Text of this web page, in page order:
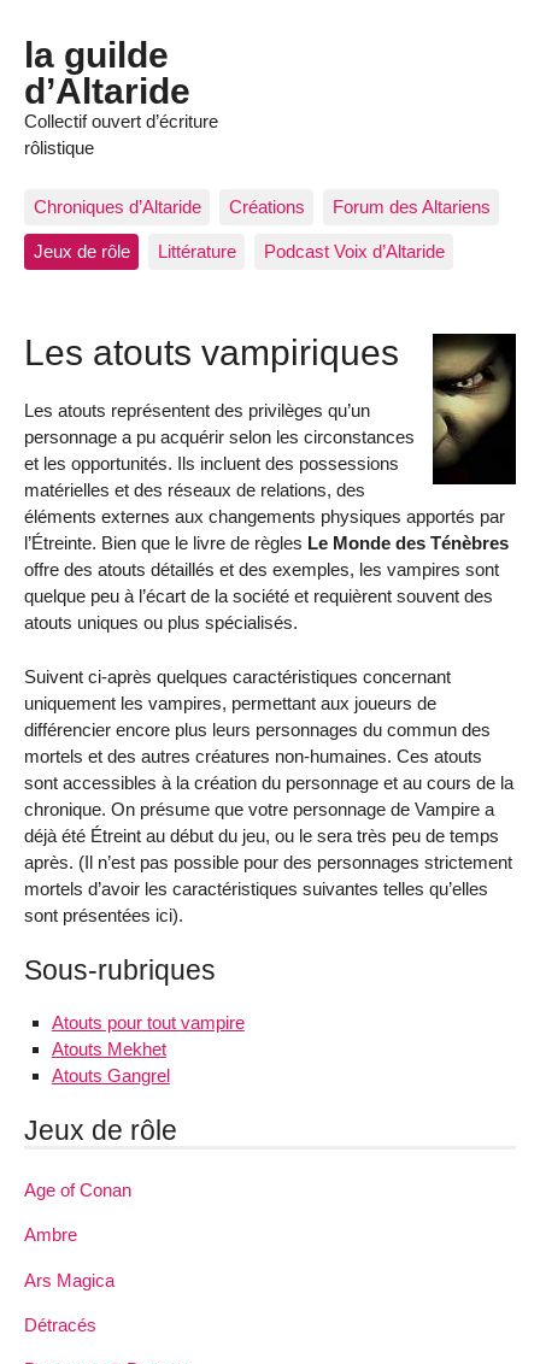
la guilde
d’Altaride
Collectif ouvert d’écriture
rôlistique
Chroniques d’Altaride Créations Forum des Altariens
Jeux de rôle Littérature Podcast Voix d’Altaride
Les atouts vampiriques
Les atouts représentent des privilèges qu’un
personnage a pu acquérir selon les circonstances
et les opportunités. Ils incluent des possessions
matérielles et des réseaux de relations, des
éléments externes aux changements physiques apportés par
l’Étreinte. Bien que le livre de règles Le Monde des Ténèbres
offre des atouts détaillés et des exemples, les vampires sont
quelque peu à l’écart de la société et requièrent souvent des
atouts uniques ou plus spécialisés.
Suivent ci-après quelques caractéristiques concernant
uniquement les vampires, permettant aux joueurs de
différencier encore plus leurs personnages du commun des
mortels et des autres créatures non-humaines. Ces atouts
sont accessibles à la création du personnage et au cours de la
chronique. On présume que votre personnage de Vampire a
déjà été Étreint au début du jeu, ou le sera très peu de temps
après. (Il n’est pas possible pour des personnages strictement
mortels d’avoir les caractéristiques suivantes telles qu’elles
sont présentées ici).
Sous-rubriques
Atouts pour tout vampire
Atouts Mekhet
Atouts Gangrel
Jeux de rôle
Age of Conan
Ambre
Ars Magica
Détracés